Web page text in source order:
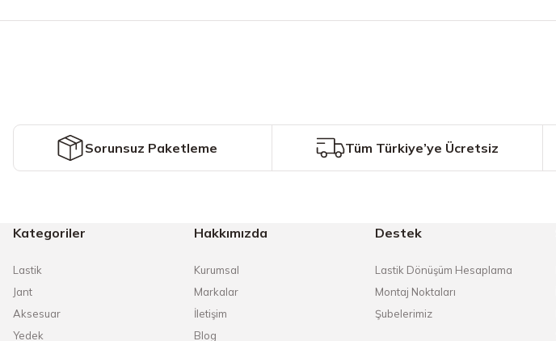
Ürün fiyatı diğer sitelerden daha pahalı.
Bu ürüne benzer farklı alternatifler olmalı.
Sorunsuz Paketleme Tüm Türkiye’ye Ücretsiz
Kategoriler
Lastik
Jant
Aksesuar
Yedek
Hakkımızda
Kurumsal
Markalar
İletişim
Blog
Destek
Lastik Dönüşüm Hesaplama
Montaj Noktaları
Şubelerimiz